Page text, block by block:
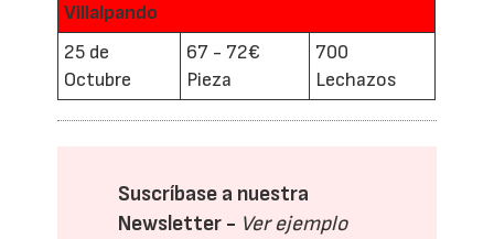
Villalpando
25 de
Octubre
67 - 72€
Pieza
700
Lechazos
Suscríbase a nuestra
Newsletter - Ver ejemplo